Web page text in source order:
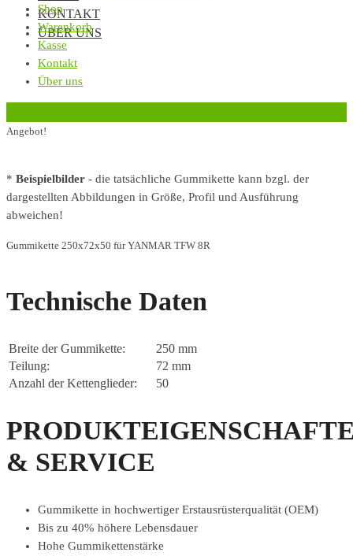
KONTAKT
ÜBER UNS
Shop
Warenkorb
Kasse
Kontakt
Über uns
Angebot!
* Beispielbilder - die tatsächliche Gummikette kann bzgl. der
dargestellten Abbildungen in Größe, Profil und Ausführung
abweichen!
Gummikette 250x72x50 für YANMAR TFW 8R
Technische Daten
Breite der Gummikette:
250 mm
Teilung:
72 mm
Anzahl der Kettenglieder:
50
& SERVICE
Gummikette in hochwertiger Erstausrüsterqualität (OEM)
Bis zu 40% höhere Lebensdauer
Hohe Gummikettenstärke